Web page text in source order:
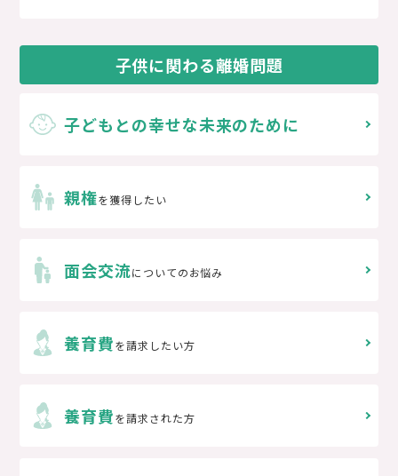
子供に関わる離婚問題
子どもとの幸せな未来のために
親権を獲得したい
面会交流についてのお悩み
養育費を請求したい方
養育費を請求された方